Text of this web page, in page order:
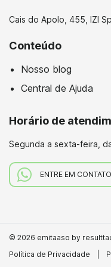
Cais do Apolo, 455, IZI
Conteúdo
Nosso blog
Central de Ajuda
Horário de
Segunda a sexta-feira,
ENTRE EM
© 2026 emitaaso by
Política de Privacidade